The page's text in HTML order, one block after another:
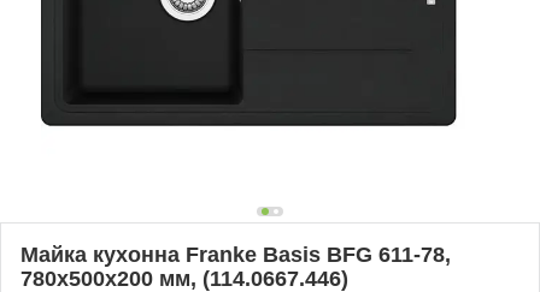
Майка кухонна Franke Basis BFG 611-78,
780х500х200 мм, (114.0667.446)